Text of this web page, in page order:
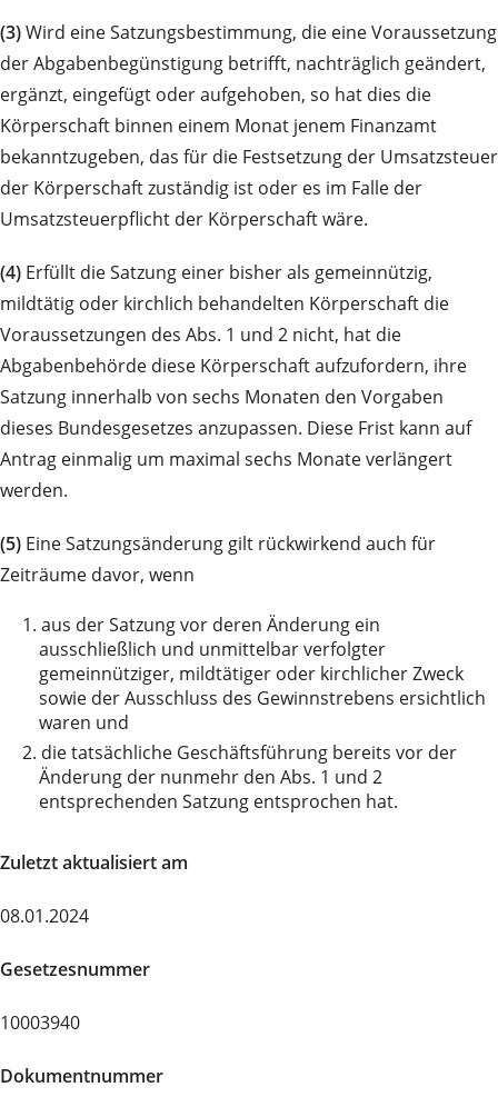
(3)Wird eine Satzungsbestimmung, die eine Voraussetzung
der Abgabenbegünstigung betrifft, nachträglich geändert,
ergänzt, eingefügt oder aufgehoben, so hat dies die
Körperschaft binnen einem Monat jenem Finanzamt
bekanntzugeben, das für die Festsetzung der Umsatzsteuer
der Körperschaft zuständig ist oder es im Falle der
Umsatzsteuerpflicht der Körperschaft wäre.
(4) Erfüllt die Satzung einer bisher als gemeinnützig,
mildtätig oder kirchlich behandelten Körperschaft die
Voraussetzungen des Abs. 1 und 2 nicht, hat die
Abgabenbehörde diese Körperschaft aufzufordern, ihre
Satzung innerhalb von sechs Monaten den Vorgaben
dieses Bundesgesetzes anzupassen. Diese Frist kann auf
Antrag einmalig um maximal sechs Monate verlängert
werden.
(5) Eine Satzungsänderung gilt rückwirkend auch für
Zeiträume davor, wenn
1. aus der Satzung vor deren Änderung ein
ausschließlich und unmittelbar verfolgter
gemeinnütziger, mildtätiger oder kirchlicher Zweck
sowie der Ausschluss des Gewinnstrebens ersichtlich
waren und
2. die tatsächliche Geschäftsführung bereits vor der
Änderung der nunmehr den Abs. 1 und 2
entsprechenden Satzung entsprochen hat.
Zuletzt aktualisiert am
08.01.2024
Gesetzesnummer
10003940
Dokumentnummer